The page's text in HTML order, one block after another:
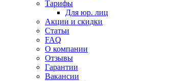
Тарифы
Для юр. лиц
Акции и скидки
Статьи
FAQ
О компании
Отзывы
Гарантии
Вакансии